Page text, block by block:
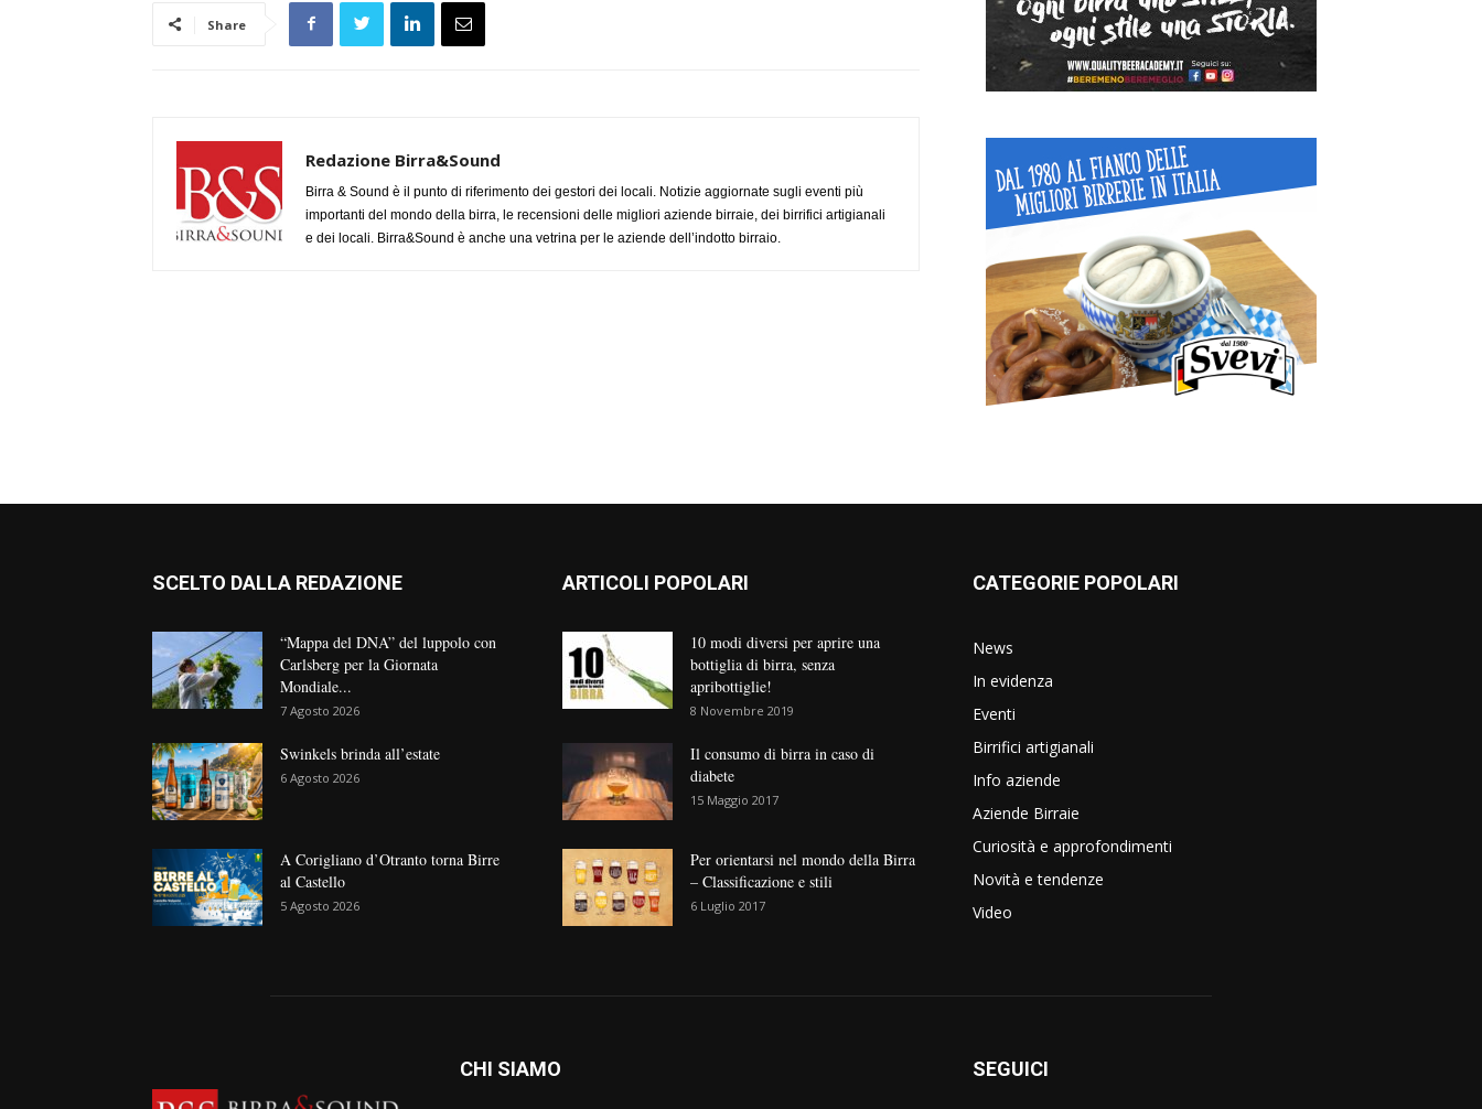
Share
Redazione Birra&Sound
Birra & Sound è il punto di riferimento dei gestori dei locali. Notizie aggiornate sugli eventi più
importanti del mondo della birra, le recensioni delle migliori aziende birraie, dei birrifici artigianali
e dei locali. Birra&Sound è anche una vetrina per le aziende dell’indotto birraio.
SCELTO DALLA REDAZIONE
“Mappa del DNA” del luppolo con
Carlsberg per la Giornata
Mondiale...
7 Agosto 2026
Swinkels brinda all’estate
6 Agosto 2026
A Corigliano d’Otranto torna Birre
al Castello
5 Agosto 2026
ARTICOLI POPOLARI
10 modi diversi per aprire una
bottiglia di birra, senza
apribottiglie!
8 Novembre 2019
Il consumo di birra in caso di
diabete
15 Maggio 2017
Per orientarsi nel mondo della Birra
– Classificazione e stili
6 Luglio 2017
CATEGORIE POPOLARI
News
In evidenza
Eventi
Birrifici artigianali
Info aziende
Aziende Birraie
Curiosità e approfondimenti
Novità e tendenze
Video
CHI SIAMO SEGUICI